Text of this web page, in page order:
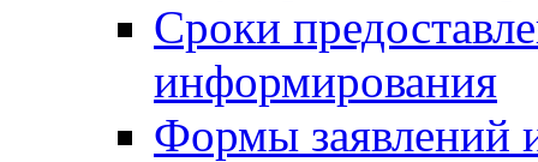
Сроки
информирования
Формы заявлений